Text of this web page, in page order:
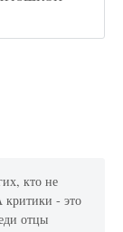
кто не
критики - это
отцы